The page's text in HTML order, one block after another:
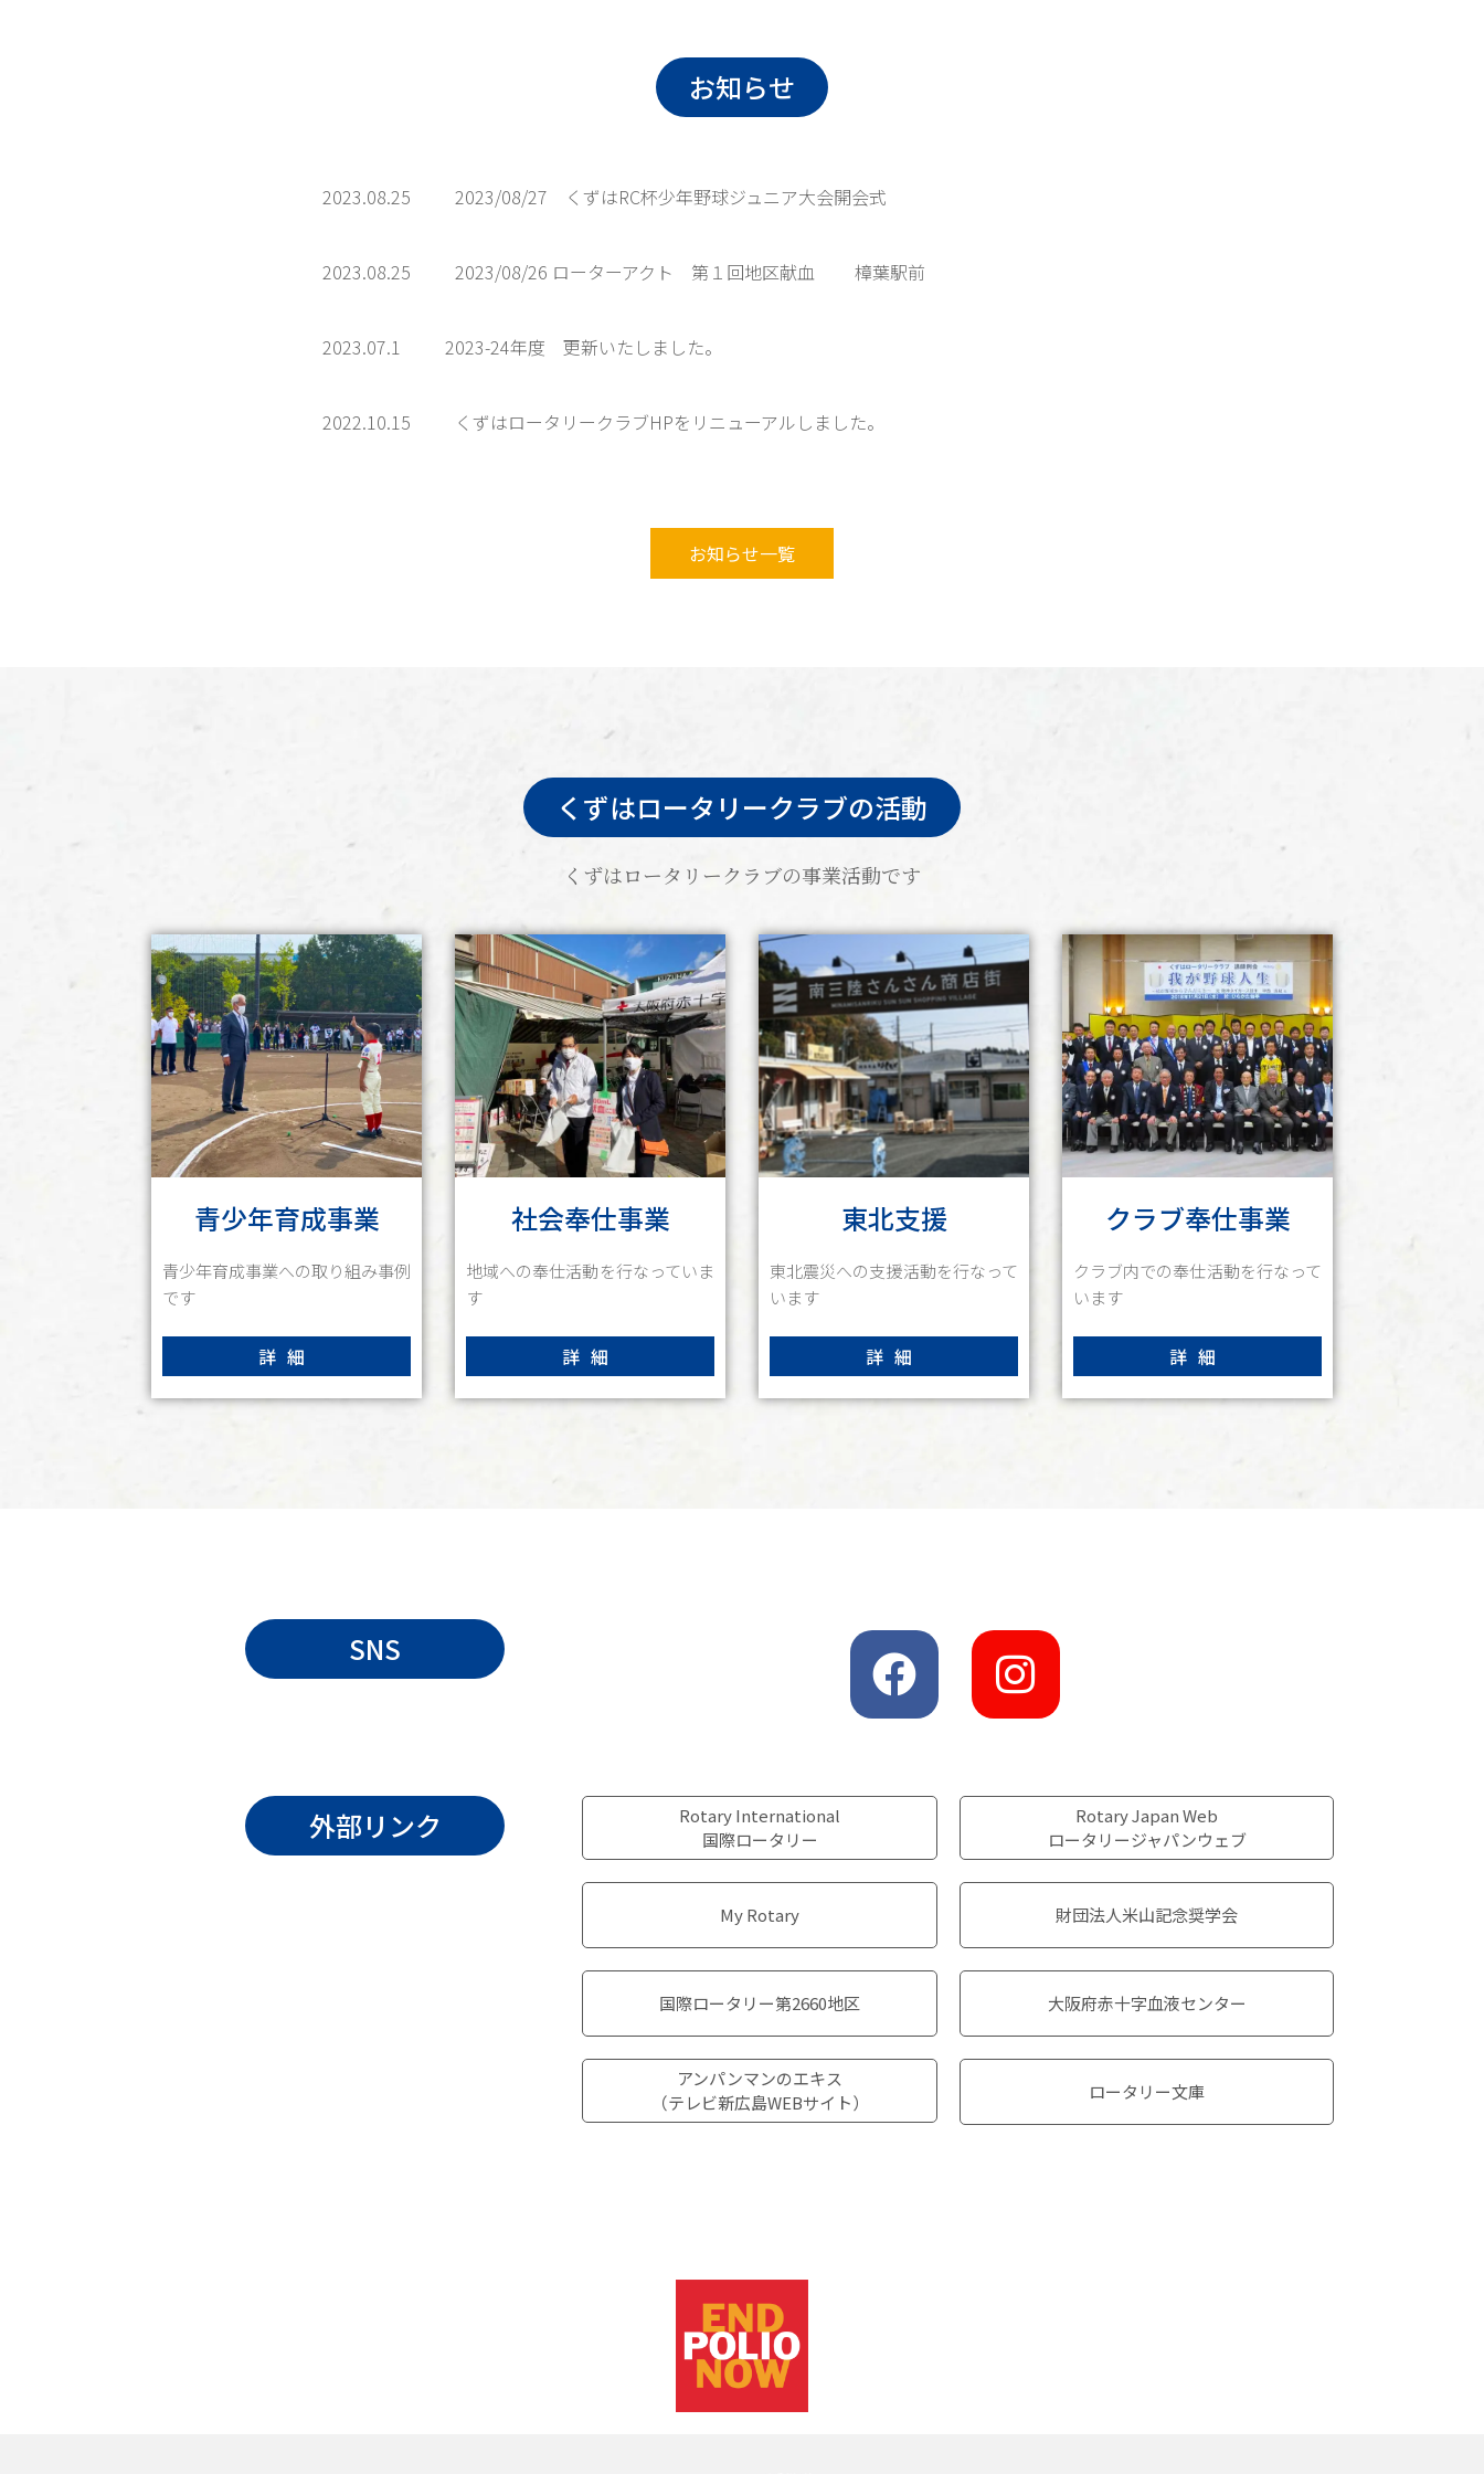
お知らせ
2023.08.25 2023/08/27 くずはRC杯少年野球ジュニア大会開会式
2023.08.25 2023/08/26 ローターアクト 第１回地区献血 樟葉駅前
2023.07.1 2023-24年度 更新いたしました。
2022.10.15 くずはロータリークラブHPをリニューアルしました。
お知らせ一覧
くずはロータリークラブの活動
くずはロータリークラブの事業活動です
青少年育成事業
青少年育成事業への取り組み事例
です
詳細
社会奉仕事業
地域への奉仕活動を行なっていま
す
詳細
東北支援
東北震災への支援活動を行なって
います
詳細
クラブ奉仕事業
クラブ内での奉仕活動を行なって
います
詳細
SNS
外部リンク
Rotary International
国際ロータリー
My Rotary
国際ロータリー第2660地区
アンパンマンのエキス
（テレビ新広島WEBサイト）
Rotary Japan Web
ロータリージャパンウェブ
財団法人米山記念奨学会
大阪府赤十字血液センター
ロータリー文庫